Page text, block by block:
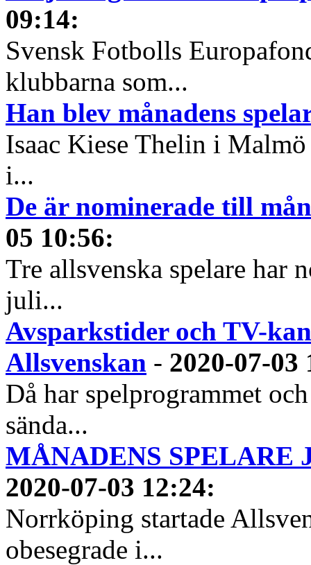
09:14:
Svensk Fotbolls
klubbarna som...
Han blev månadens
Isaac Kiese Thelin i
i...
De är nominerade till
05 10:56:
Tre allsvenska spelare har
juli...
Avsparkstider och TV-
Allsvenskan - 2020-07-03
Då har spelprogrammet
sända...
MÅNADENS SPELARE
2020-07-03 12:24:
Norrköping startade
obesegrade i...